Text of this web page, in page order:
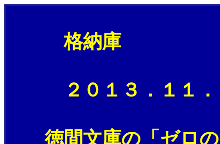
格納庫
２０１３．１１．０
徳間文庫の「ゼロの